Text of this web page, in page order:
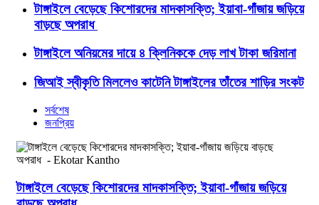
টাঙ্গাইলে বেড়েছে কিশোরদের মাদকাসক্তি; ইয়াবা-গাঁজায় জড়িয়ে
বাড়ছে অপরাধ
টাঙ্গাইলে অনিয়মের দায়ে ৪ ক্লিনিককে দেড় লাখ টাকা জরিমানা
জিআই স্বীকৃতি মিললেও কাটেনি টাঙ্গাইলের তাঁতের শাড়ির সংকট
সর্বশেষ
জনপ্রিয়
টাঙ্গাইলে বেড়েছে কিশোরদের মাদকাসক্তি; ইয়াবা-গাঁজায় জড়িয়ে